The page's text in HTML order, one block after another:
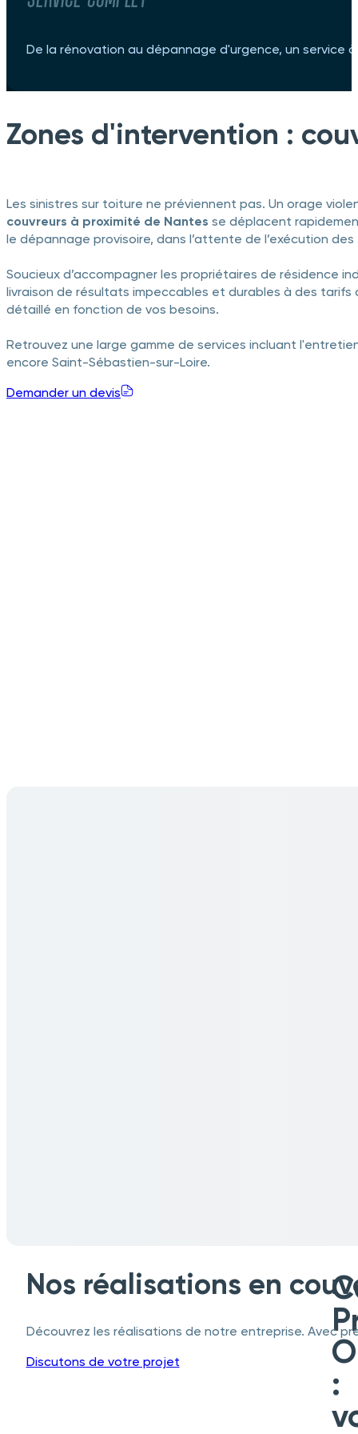
De la rénovation au dépannage d'urgence, un service à
Zones d'intervention :
Les sinistres sur toiture ne préviennent pas. Un orage
couvreurs à proximité de Nantes se déplacent
le dépannage provisoire, dans l’attente de l’exécution
Soucieux d’accompagner les propriétaires de résidence
livraison de résultats impeccables et durables à des
détaillé en fonction de vos besoins.
Retrouvez une large gamme de services incluant
encore Saint-Sébastien-sur-Loire.
Demander un devis
Nos réalisations en
Découvrez les réalisations de notre entreprise. Avec
Discutons de votre projet
: